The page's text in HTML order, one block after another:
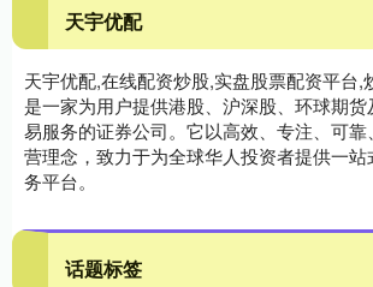
天宇优配
天宇优配,在线配资炒股,实盘股票配资平台,
是一家为用户提供港股、沪深股、环球期
易服务的证券公司。它以高效、专注、可
营理念，致力于为全球华人投资者提供一
务平台。
话题标签